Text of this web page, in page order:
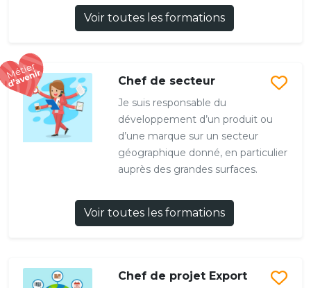
Voir toutes les formations
Chef de secteur
Je suis responsable du
développement d’un produit ou
d’une marque sur un secteur
géographique donné, en particulier
auprès des grandes surfaces.
Voir toutes les formations
Chef de projet Export